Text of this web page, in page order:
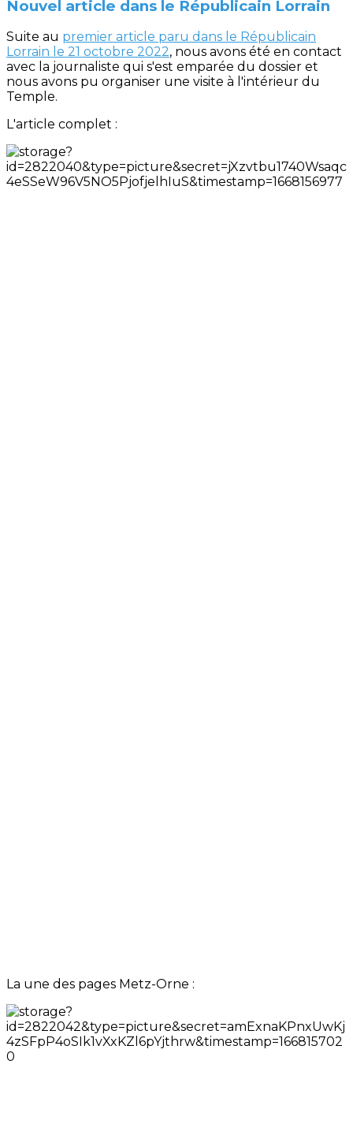
Nouvel article dans le Républicain Lorrain
Suite au premier article paru dans le Républicain
Lorrain le 21 octobre 2022, nous avons été en contact
avec la journaliste qui s'est emparée du dossier et
nous avons pu organiser une visite à l'intérieur du
Temple.
L'article complet :
La une des pages Metz-Orne :